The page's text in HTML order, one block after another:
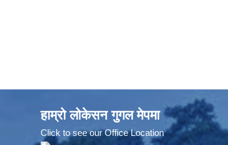
हाम्रो लोकेसन गुगल मेपमा
Click to see our Office Location